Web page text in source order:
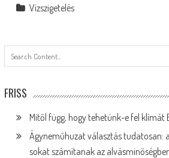
Vízszigetelés
FRISS
Mitől függ, hogy tehetünk-e fel klímát
Ágyneműhuzat választás tudatosan:
sokat számítanak az